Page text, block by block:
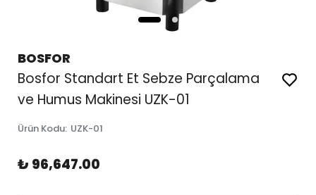
BOSFOR
Bosfor Standart Et Sebze Parçalama
ve Humus Makinesi UZK-01
Ürün Kodu: UZK-01
₺ 96,647.00